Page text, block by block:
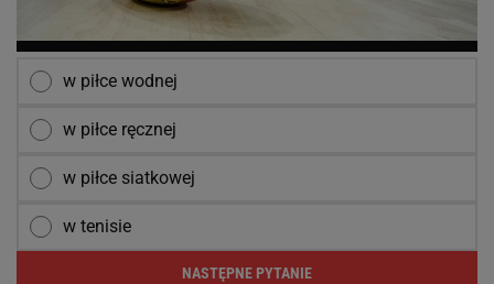
w piłce wodnej
w piłce ręcznej
w piłce siatkowej
w tenisie
NASTĘPNE PYTANIE